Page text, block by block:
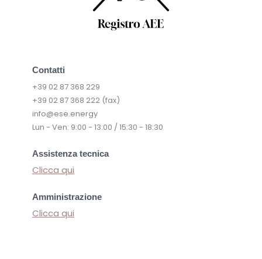
Contatti
+39 02 87 368 229
+39 02 87 368 222 (fax)
info@ese.energy
Lun - Ven: 9:00 - 13:00 / 15:30 - 18:30
Assistenza tecnica
Clicca qui
Amministrazione
Clicca qui